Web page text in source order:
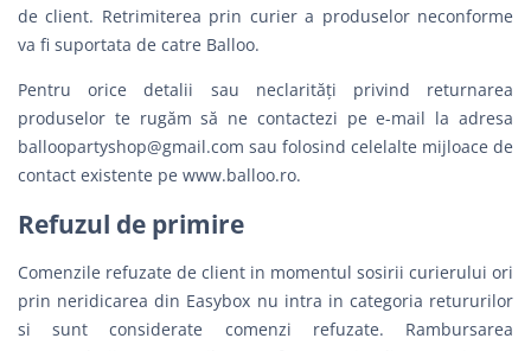
de client. Retrimiterea prin curier a produselor neconforme
va fi suportata de catre Balloo.
Pentru orice detalii sau neclarităţi privind returnarea
produselor te rugăm să ne contactezi pe e-mail la adresa
balloopartyshop@gmail.com sau folosind celelalte mijloace de
contact existente pe www.balloo.ro.
Refuzul de primire
Comenzile refuzate de client in momentul sosirii curierului ori
prin neridicarea din Easybox nu intra in categoria retururilor
si sunt considerate comenzi refuzate. Rambursarea